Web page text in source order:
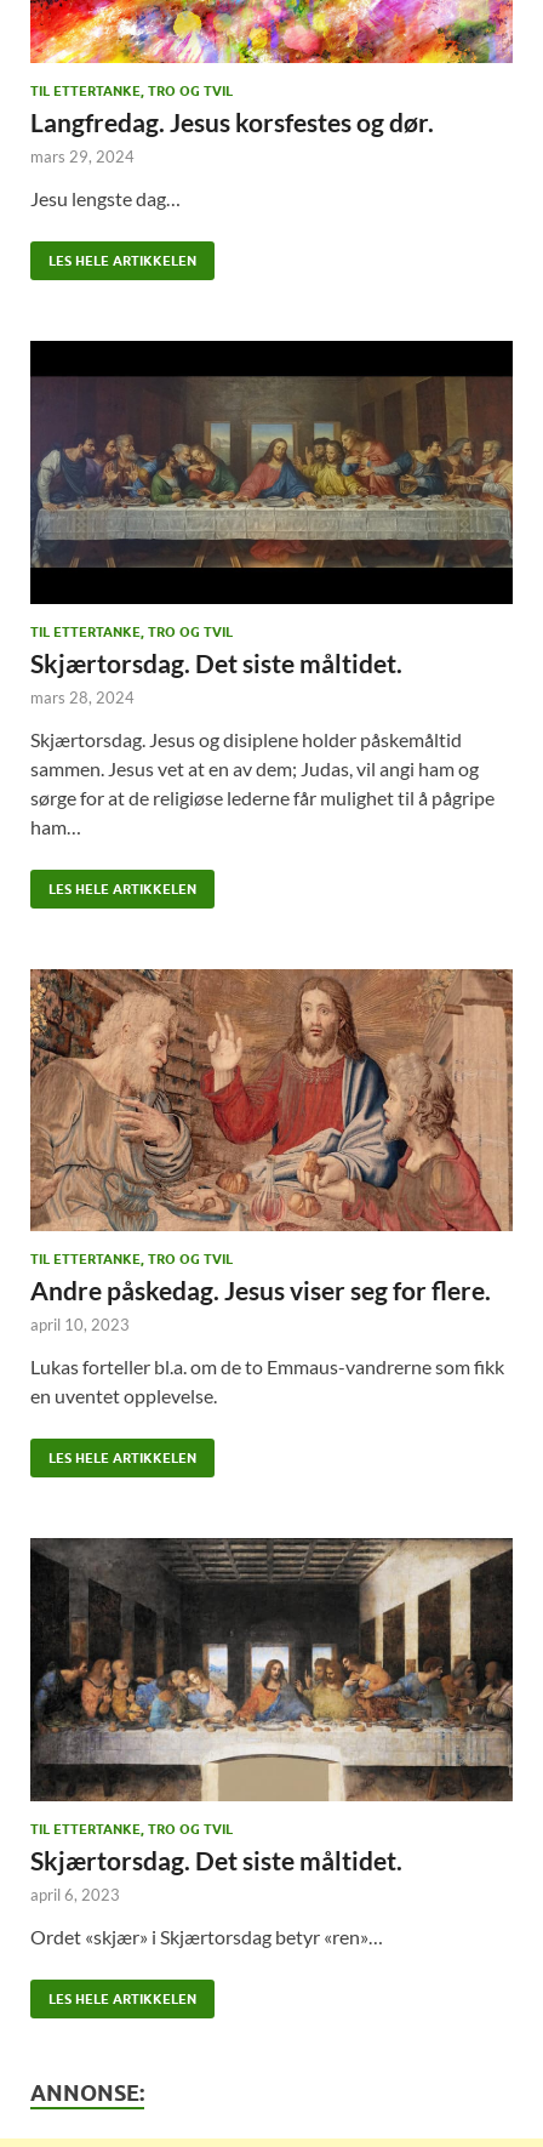
TIL ETTERTANKE, TRO OG TVIL
Langfredag. Jesus korsfestes og dør.
mars 29, 2024
Jesu lengste dag…
LES HELE ARTIKKELEN
TIL ETTERTANKE, TRO OG TVIL
Skjærtorsdag. Det siste måltidet.
mars 28, 2024
Skjærtorsdag. Jesus og disiplene holder påskemåltid
sammen. Jesus vet at en av dem; Judas, vil angi ham og
sørge for at de religiøse lederne får mulighet til å pågripe
ham…
LES HELE ARTIKKELEN
TIL ETTERTANKE, TRO OG TVIL
Andre påskedag. Jesus viser seg for flere.
april 10, 2023
Lukas forteller bl.a. om de to Emmaus-vandrerne som fikk
en uventet opplevelse.
LES HELE ARTIKKELEN
TIL ETTERTANKE, TRO OG TVIL
Skjærtorsdag. Det siste måltidet.
april 6, 2023
Ordet «skjær» i Skjærtorsdag betyr «ren»…
LES HELE ARTIKKELEN
ANNONSE: